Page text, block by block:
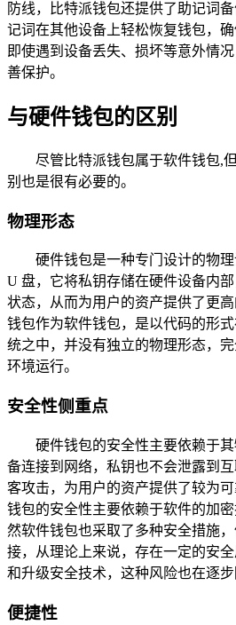
防线，比特派钱包还提供了助记词
记词在其他设备上轻松恢复钱包，确
即使遇到设备丢失、损坏等意外情
善保护。
与硬件钱包的区别
尽管比特派钱包属于软件钱包,
别也是很有必要的。
物理形态
硬件钱包是一种专门设计的物
U 盘，它将私钥存储在硬件设备内
状态，从而为用户的资产提供了更
钱包作为软件钱包，是以代码的形
统之中，并没有独立的物理形态，
环境运行。
安全性侧重点
硬件钱包的安全性主要依赖于
备连接到网络，私钥也不会泄露到
客攻击，为用户的资产提供了较为
钱包的安全性主要依赖于软件的加
然软件钱包也采取了多种安全措施
接，从理论上来说，存在一定的安
和升级安全技术，这种风险也在逐步
便捷性